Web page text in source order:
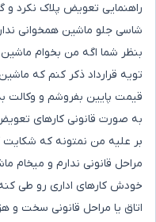
راهنمایی تعویض پلاک نکرد
شاسی جلو ماشین همخوانی
بنظر شما اگه من بخوام
تویه قرارداد ذکر کنم که
قیمت پایین بفروشم و وکالت
به صورت قانونی کارهای
بر علیه من نمتونه که
مراحل قانونی ندارم و میخام
خودش کارهای اداری رو طی
اتاق یا مراحل قانونی سخت و